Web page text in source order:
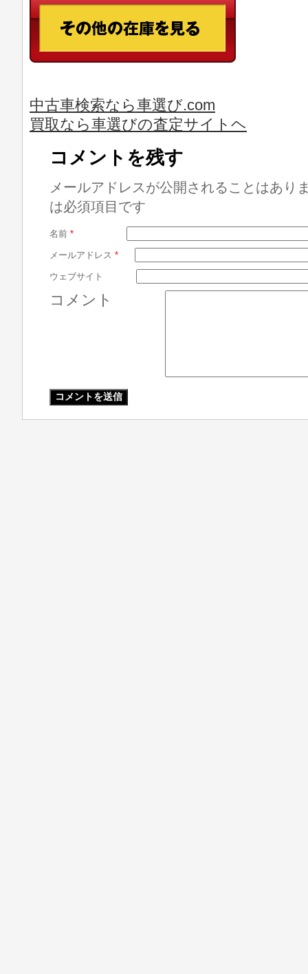
中古車検索なら車選び.com
買取なら車選びの査定サイトヘ
コメントを残す
メールアドレスが公開されることはあり
は必須項目です
名前 *
メールアドレス *
ウェブサイト
コメント